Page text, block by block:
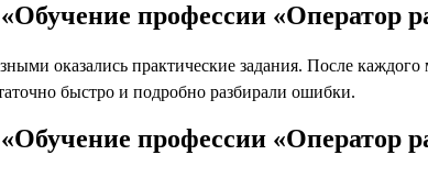
профессии «Оператор
оказались практические задания. После
быстро и подробно разбирали ошибки.
профессии «Оператор